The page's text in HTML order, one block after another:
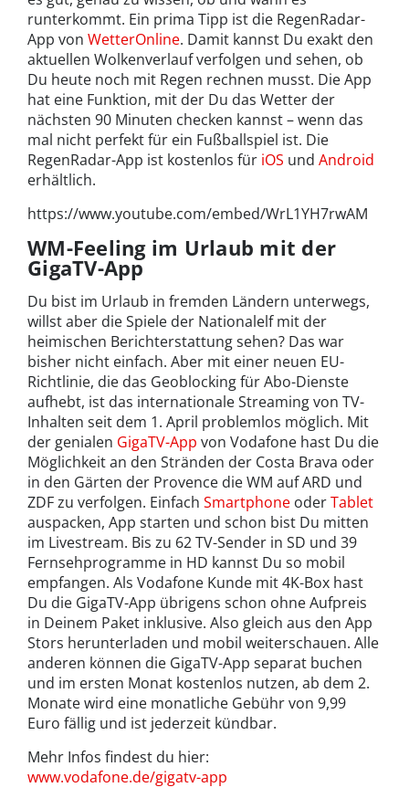
runterkommt. Ein prima Tipp ist die RegenRadar-
App von WetterOnline. Damit kannst Du exakt den
aktuellen Wolkenverlauf verfolgen und sehen, ob
Du heute noch mit Regen rechnen musst. Die App
hat eine Funktion, mit der Du das Wetter der
nächsten 90 Minuten checken kannst – wenn das
mal nicht perfekt für ein Fußballspiel ist. Die
RegenRadar-App ist kostenlos für iOS und Android
erhältlich.
https://www.youtube.com/embed/WrL1YH7rwAM
WM-Feeling im Urlaub mit der
GigaTV-App
Du bist im Urlaub in fremden Ländern unterwegs,
willst aber die Spiele der Nationalelf mit der
heimischen Berichterstattung sehen? Das war
bisher nicht einfach. Aber mit einer neuen EU-
Richtlinie, die das Geoblocking für Abo-Dienste
aufhebt, ist das internationale Streaming von TV-
Inhalten seit dem 1. April problemlos möglich. Mit
der genialen GigaTV-App von Vodafone hast Du die
Möglichkeit an den Stränden der Costa Brava oder
in den Gärten der Provence die WM auf ARD und
ZDF zu verfolgen. Einfach Smartphone oderTablet
auspacken, App starten und schon bist Du mitten
im Livestream. Bis zu 62 TV-Sender in SD und 39
Fernsehprogramme in HD kannst Du so mobil
empfangen. Als Vodafone Kunde mit 4K-Box hast
Du die GigaTV-App übrigens schon ohne Aufpreis
in Deinem Paket inklusive. Also gleich aus den App
Stors herunterladen und mobil weiterschauen. Alle
anderen können die GigaTV-App separat buchen
und im ersten Monat kostenlos nutzen, ab dem 2.
Monate wird eine monatliche Gebühr von 9,99
Euro fällig und ist jederzeit kündbar.
Mehr Infos findest du hier:
www.vodafone.de/gigatv-app